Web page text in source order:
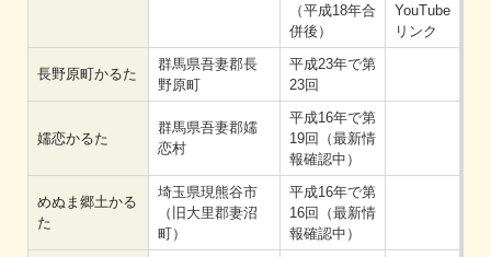
（平成18年合
併後）
YouTube
リンク
長野原町かるた
群馬県吾妻郡長
野原町
平成23年で第
23回
嬬恋かるた
群馬県吾妻郡嬬
恋村
平成16年で第
19回（最新情
報確認中）
めぬま郷土かる
た
埼玉県現熊谷市
（旧大里郡妻沼
町）
平成16年で第
16回（最新情
報確認中）